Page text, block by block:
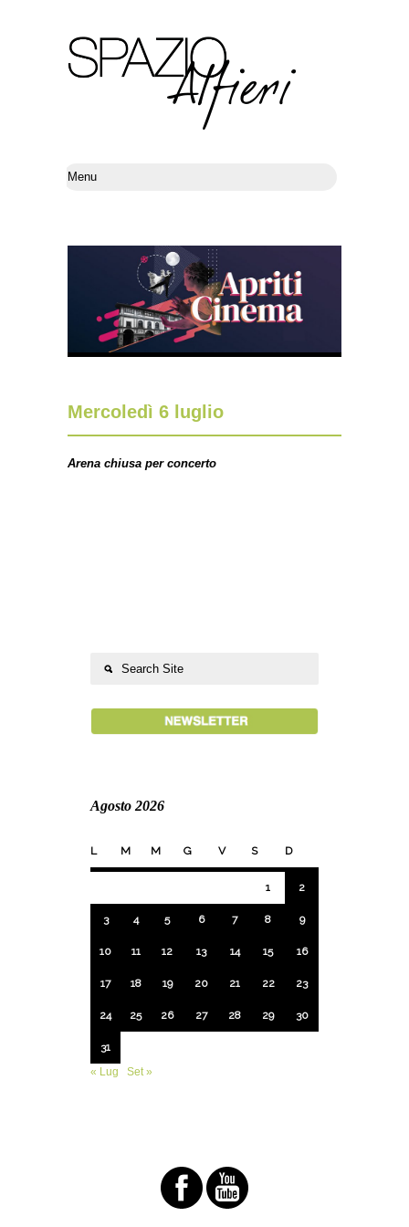
Mercoledì 6 luglio
Arena chiusa per concerto
Agosto 2026
L M M G V S D
1 2
3 4 5 6 7 8 9
10 11 12 13 14 15 16
17 18 19 20 21 22 23
24 25 26 27 28 29 30
31
« Lug
Set »